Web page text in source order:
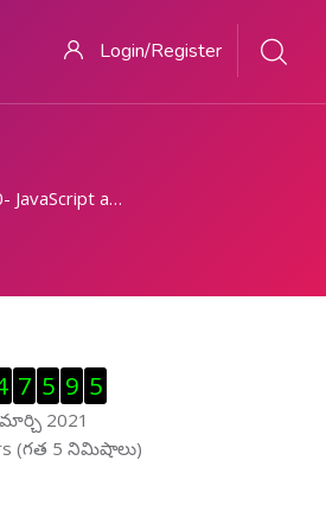
Login/Register
creating Web page - Part 5
ను తప్పించు
7 5 9 5
2021
ను తప్పించు
(గత 5 నిమిషాలు)